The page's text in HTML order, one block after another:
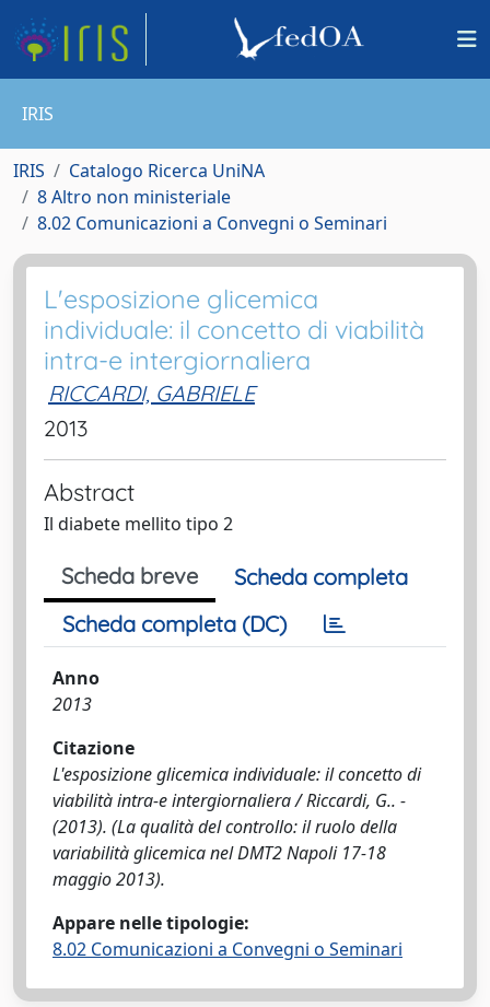
IRIS
IRIS
Catalogo Ricerca UniNA
8 Altro non ministeriale
8.02 Comunicazioni a Convegni o Seminari
L'esposizione glicemica
individuale: il concetto di viabilità
intra-e intergiornaliera
RICCARDI, GABRIELE
2013
Abstract
Il diabete mellito tipo 2
Scheda breve
Scheda completa
Scheda completa (DC)
Anno
2013
Citazione
L'esposizione glicemica individuale: il concetto di
viabilità intra-e intergiornaliera / Riccardi, G.. -
(2013). (La qualità del controllo: il ruolo della
variabilità glicemica nel DMT2 Napoli 17-18
maggio 2013).
Appare nelle tipologie:
8.02 Comunicazioni a Convegni o Seminari